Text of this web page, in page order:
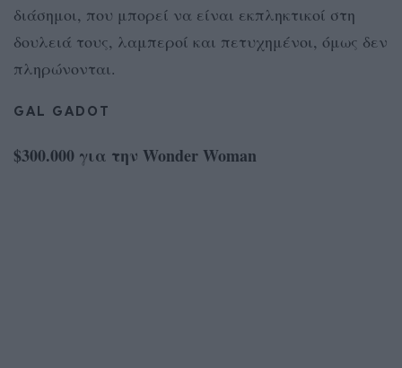
διάσημοι, που μπορεί να είναι εκπληκτικοί στη
δουλειά τους, λαμπεροί και πετυχημένοι, όμως δεν
πληρώνονται.
GAL GADOT
$300.000 για την Wonder Woman